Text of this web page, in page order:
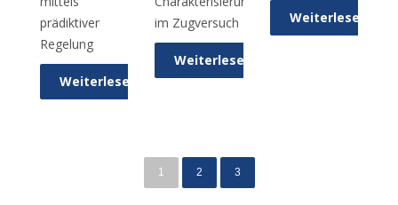
prädiktiver
Regelung
Weiterlesen
im Zugversuch
Weiterlesen
Weiterlesen
1 2 3